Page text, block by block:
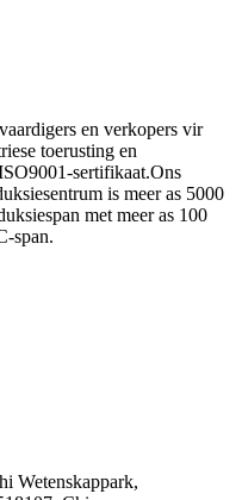
en verkopers vir
toerusting en
sertifikaat.Ons
is meer as 5000
met meer as 100
span.
Wetenskappark,